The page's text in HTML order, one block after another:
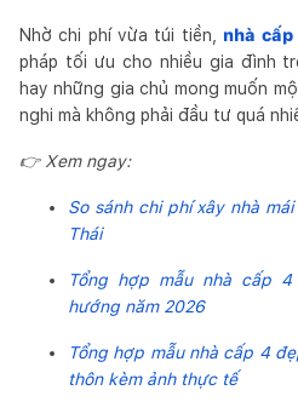
Nhờ chi phí vừa túi tiền, nhà
pháp tối ưu cho nhiều gia đình
hay những gia chủ mong muốn
nghi mà không phải đầu tư quá
👉 Xem ngay:
So sánh chi phí xây nhà
Thái
Tổng hợp mẫu nhà cấp
hướng năm 2026
Tổng hợp mẫu nhà cấp 4
thôn kèm ảnh thực tế